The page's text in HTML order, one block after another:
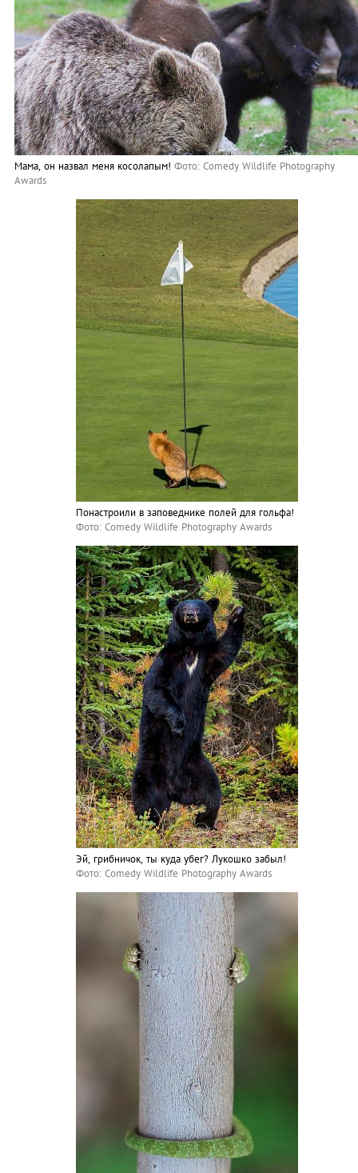
Мама, он назвал меня косолапым! Фото: Comedy Wildlife Photography
Awards
Понастроили в заповеднике полей для гольфа!
Фото: Comedy Wildlife Photography Awards
Эй, грибничок, ты куда убег? Лукошко забыл!
Фото: Comedy Wildlife Photography Awards